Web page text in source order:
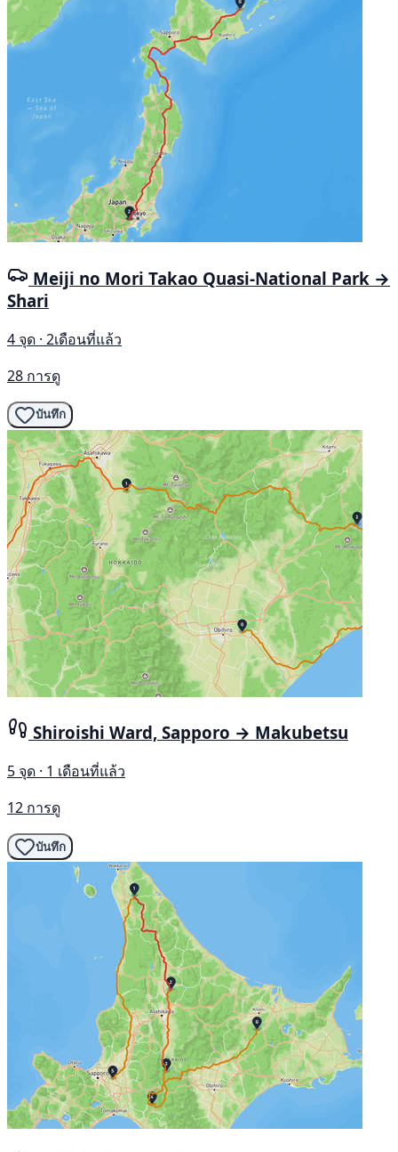
Meiji no Mori Takao Quasi-National Park →
Shari
4 จุด · 2เดือนที่แล้ว
28 การดู
บันทึก
Shiroishi Ward, Sapporo → Makubetsu
5 จุด · 1 เดือนที่แล้ว
12 การดู
บันทึก